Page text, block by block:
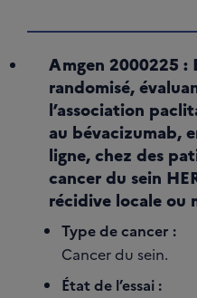
Amgen 2000225 :
randomisé,
l’association
au bévacizumab,
ligne, chez des
cancer du sein
récidive locale ou
Type de cancer :
Cancer du sein.
État de l’essai :